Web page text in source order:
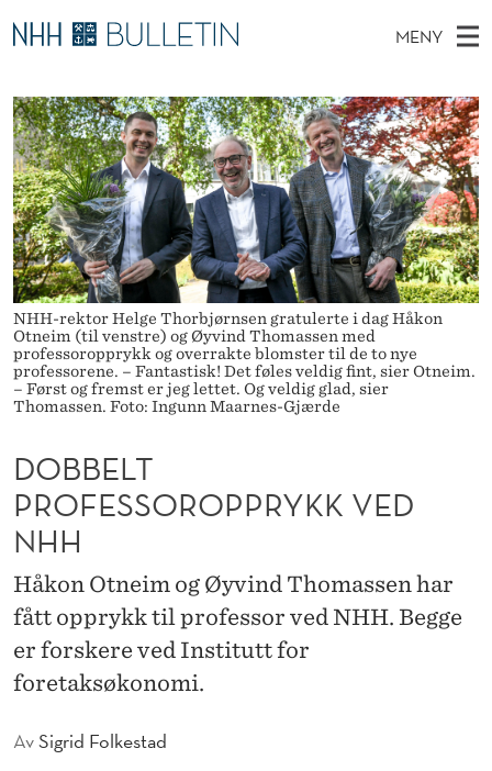
D
O
B
B
E
L
T
P
R
O
F
E
S
S
O
R
O
P
MENY
O
V
E
D
M
E
N
Y
Ø
K
I
N
E
T
T
S
T
E
D
E
T
Stipendiater og nye forskerprofiler
Disputaser
Ekspertutvalg
Om Bulletin
NHH-rektor Helge Thorbjørnsen gratulerte i dag Håkon
Otneim (til venstre) og Øyvind Thomassen med
professoropprykk og overrakte blomster til de to nye
professorene. – Fantastisk! Det føles veldig fint, sier Otneim.
– Først og fremst er jeg lettet. Og veldig glad, sier
Thomassen. Foto: Ingunn Maarnes-Gjærde
AvSigrid Folkestad
DOBBELT
PROFESSOROPPRYKK VED
NHH
Håkon Otneim og Øyvind Thomassen har
fått opprykk til professor ved NHH. Begge
er forskere ved Institutt for
foretaksøkonomi.